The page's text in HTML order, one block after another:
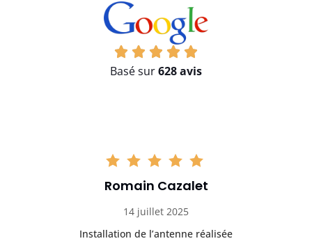
Basé sur628 avis
Romain Cazalet
14 juillet 2025
Installation de l’antenne réalisée